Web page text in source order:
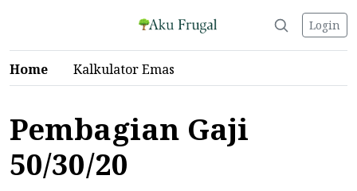
Login
Home Kalkulator Emas
Pembagian Gaji
50/30/20